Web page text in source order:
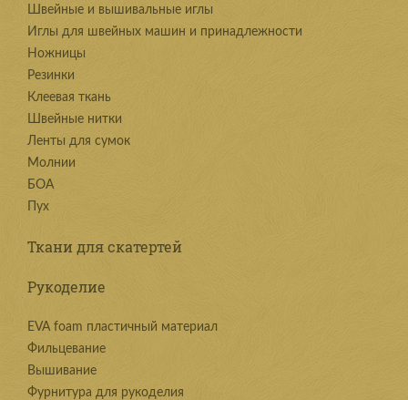
Швейные и вышивальные иглы
Иглы для швейных машин и принадлежности
Ножницы
Резинки
Клеевая ткань
Швейные нитки
Ленты для сумок
Молнии
БОА
Пух
Ткани для скатертей
Рукоделие
EVA foam пластичный материал
Фильцевание
Вышивание
Фурнитура для рукоделия